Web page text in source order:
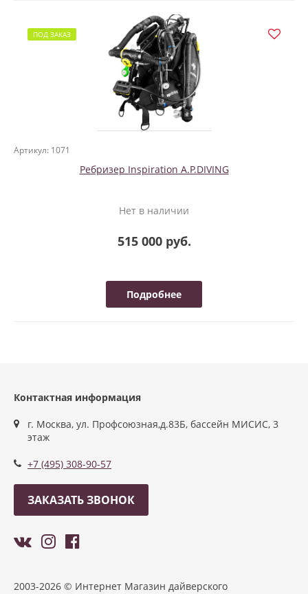
ПОД ЗАКАЗ
Артикул: 1071
Ребризер Inspiration A.P.DIVING
Нет в наличии
515 000 руб.
Подробнее
Контактная информация
г. Москва, ул. Профсоюзная,д.83Б, бассейн МИСИС, 3
этаж
+7 (495) 308-90-57
ЗАКАЗАТЬ ЗВОНОК
2003-2026 © Интернет Магазин дайверского